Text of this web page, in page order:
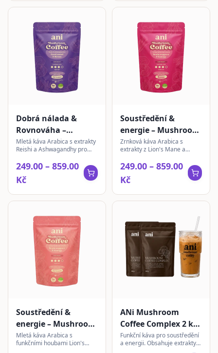
Dobrá nálada &
Rovnováha –
Mushroom Coffee |
mletá 200g
Mletá káva Arabica s extrakty
Reishi a Ashwagandhy pro
Bohatá chuť s tóny čokolády a
249.00 – 859.00
Kč
Soustředění &
energie – Mushroom
Coffee | zrnková
200g
Zrnková káva Arabica s
extrakty z Lion's Mane a
dne a podporu soustředění.
249.00 – 859.00
Kč
Soustředění &
energie – Mushroom
Coffee | mletá 200g
Mletá káva Arabica s
funkčními houbami Lion's
ANi Mushroom
Coffee Complex 2 ks
+ sklenka | instantní
180g
Funkční káva pro soustředění
a energii. Obsahuje extrakty